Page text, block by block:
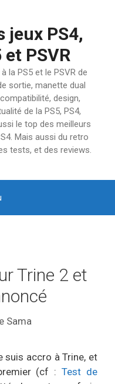
jeux PS4,
PSVR
la PS5 et le PSVR de
sortie, manette dual
design,
de la PS5, PS4,
le top des meilleurs
Mais aussi du retro
tests, et des reviews.
Trine 2 et
Sama
suis accro à Trine, et
(cf :Test de